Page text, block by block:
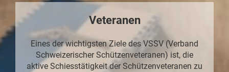
Veteranen
Eines der wichtigsten Ziele des VSSV (Verband
Schweizerischer Schützenveteranen) ist, die
aktive Schiesstätigkeit der Schützenveteranen zu